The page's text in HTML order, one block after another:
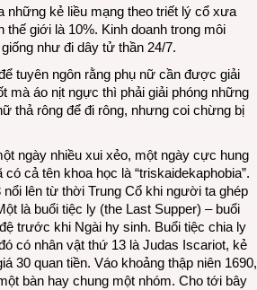
những kẻ liều mạng theo triết lý cổ xưa
thế giới là 10%. Kinh doanh trong môi
như đi dây tử thần 24/7.
tuyên ngôn rằng phụ nữ cần được giải
mà áo nịt ngực thì phải giải phóng những
thả rông để đi rông, nhưng coi chừng bị
ngày nhiều xui xẻo, một ngày cực hung
cả tên khoa học là “triskaidekaphobia”.
lên từ thời Trung Cổ khi người ta ghép
là buổi tiệc ly (the Last Supper) – buổi
trước khi Ngài hy sinh. Buổi tiệc chia ly
có nhân vật thứ 13 là Judas Iscariot, kẻ
30 quan tiền. Váo khoảng thập niên 1690,
bàn hay chung một nhóm. Cho tới bây